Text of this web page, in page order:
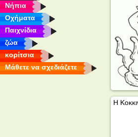
Νήπια
Οχήματα
Παιχνίδια
ζώα
κορίτσια
Μάθετε να σχεδιάζετε